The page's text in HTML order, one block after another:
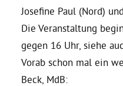
Ratsfraktion
Ratsmitglieder 2025 – 2030
Josefine Paul (Nord)
Die Veranstaltung
gegen 16 Uhr, siehe
Vorab schon mal ein
Beck, MdB: